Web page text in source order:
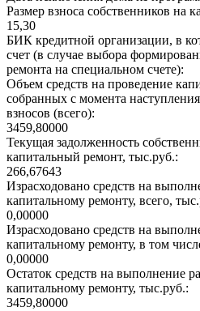
Размер взноса собственников на
15,30
БИК кредитной организации, в
счет (в случае выбора
ремонта на специальном счете):
Объем средств на проведение
собранных с момента
взносов (всего):
3459,80000
Текущая задолженность
капитальный ремонт, тыс.руб.:
266,67643
Израсходовано средств на
капитальному ремонту, всего,
0,00000
Израсходовано средств на
капитальному ремонту, в том
0,00000
Остаток средств на выполнение
капитальному ремонту, тыс.руб.:
3459,80000